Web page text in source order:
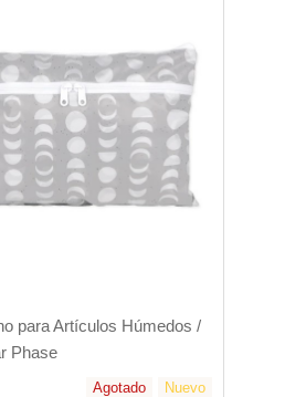
para Artículos Húmedos /
Phase
Agotado Nuevo